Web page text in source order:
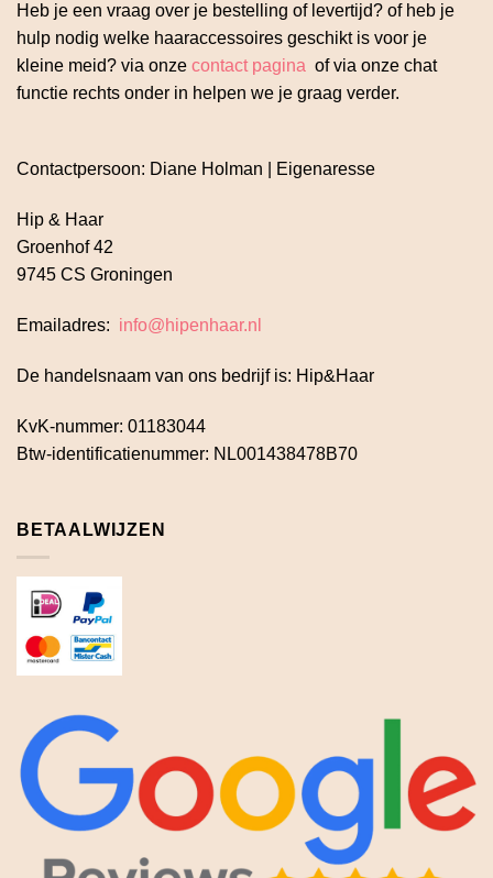
Heb je een vraag over je bestelling of levertijd? of heb je
hulp nodig welke haaraccessoires geschikt is voor je
kleine meid? via onze contact pagina of via onze chat
functie rechts onder in helpen we je graag verder.
Contactpersoon: Diane Holman | Eigenaresse
Hip & Haar
Groenhof 42
9745 CS Groningen
Emailadres: info@hipenhaar.nl
De handelsnaam van ons bedrijf is: Hip&Haar
KvK-nummer: 01183044
Btw-identificatienummer: NL001438478B70
BETAALWIJZEN